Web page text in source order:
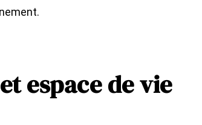
espace de vie